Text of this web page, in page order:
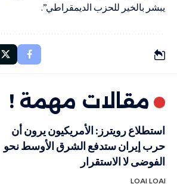
يبشر بالخير للحزب الديمقراطي”.
مقالات مهمة !
استطلاع رويترز: الأمريكيون يرون أن
حرب إيران ستدفع الشرق الأوسط نحو
الفوضى لا الاستقرار
LOAI LOAI